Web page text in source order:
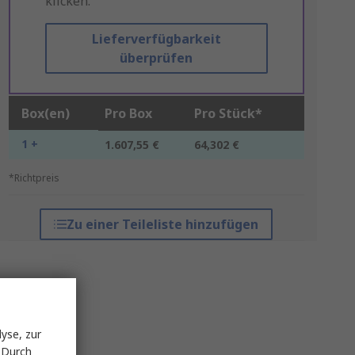
Lieferverfügbarkeit
überprüfen
Box(en) Pro Box Pro Stück*
1 + 1.607,55 € 64,302 €
*Richtpreis
Zu einer Teileliste hinzufügen
zur